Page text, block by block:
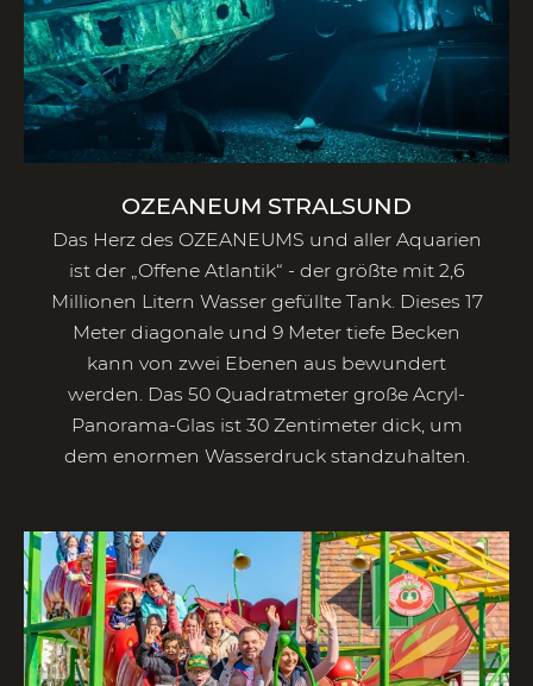
OZEANEUM STRALSUND
Das Herz des OZEANEUMS und aller Aquarien
ist der „Offene Atlantik“ - der größte mit 2,6
Millionen Litern Wasser gefüllte Tank. Dieses 17
Meter diagonale und 9 Meter tiefe Becken
kann von zwei Ebenen aus bewundert
werden. Das 50 Quadratmeter große Acryl-
Panorama-Glas ist 30 Zentimeter dick, um
dem enormen Wasserdruck standzuhalten.